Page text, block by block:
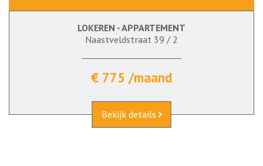
LOKEREN - APPARTEMENT
Naastveldstraat 39 / 2
€ 775 /maand
Bekijk details